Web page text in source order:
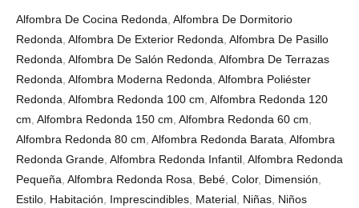
Alfombra De Cocina Redonda Alfombra De Dormitorio
Redonda Alfombra De Exterior Redonda Alfombra De Pasillo
Redonda Alfombra De Salón Redonda Alfombra De Terrazas
Redonda Alfombra Moderna Redonda Alfombra Poliéster
Redonda Alfombra Redonda 100 cm Alfombra Redonda 120
cm Alfombra Redonda 150 cm Alfombra Redonda 60 cm
Alfombra Redonda 80 cm Alfombra Redonda Barata Alfombra
Redonda Grande Alfombra Redonda Infantil
Alfombra Redonda
Pequeña Alfombra Redonda Rosa Bebé Color, Dimensión
Estilo
Habitación Imprescindibles Material Niñas Niños
98.99€